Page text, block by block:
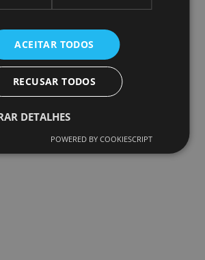
ACEITAR TODOS
RECUSAR TODOS
DETALHES
POWERED BY COOKIESCRIPT